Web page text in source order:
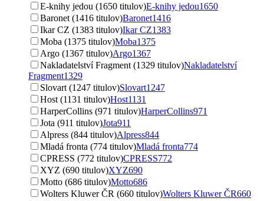
E-knihy jedou (1650 titulov)E-knihy jedou1650
Baronet (1416 titulov)Baronet1416
Ikar CZ (1383 titulov)Ikar CZ1383
Moba (1375 titulov)Moba1375
Argo (1367 titulov)Argo1367
Nakladatelství Fragment (1329 titulov)Nakladatelství
Fragment1329
Slovart (1247 titulov)Slovart1247
Host (1131 titulov)Host1131
HarperCollins (971 titulov)HarperCollins971
Jota (911 titulov)Jota911
Alpress (844 titulov)Alpress844
Mladá fronta (774 titulov)Mladá fronta774
CPRESS (772 titulov)CPRESS772
XYZ (690 titulov)XYZ690
Motto (686 titulov)Motto686
Wolters Kluwer ČR (660 titulov)Wolters Kluwer ČR660